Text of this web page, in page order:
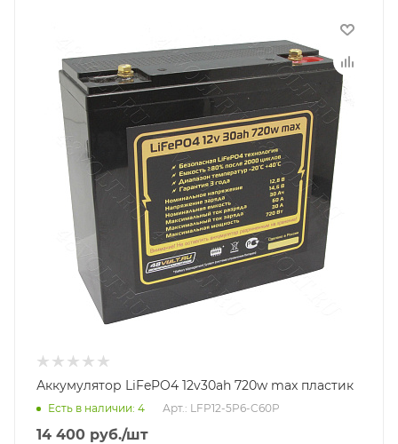
Аккумулятор LiFePO4 12v30ah 720w max пластик
Есть в наличии: 4 Арт.: LFP12-5P6-C60P
14 400 руб./шт